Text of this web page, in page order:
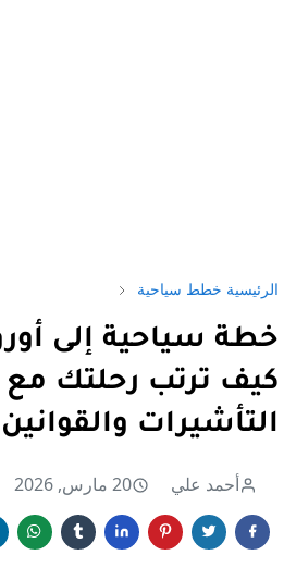
الرئيسية خطط سياحية
كيف ترتب رحلتك مع
التأشيرات
أحمد علي 20 مارس, 2026